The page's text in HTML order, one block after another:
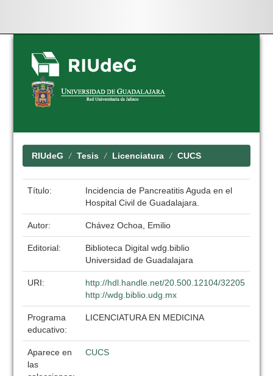
Skip
navigation
RIUdeG Tesis Licenciatura CUCS
Título:
Incidencia de Pancreatitis Aguda en el
Hospital Civil de Guadalajara.
Autor: Chávez Ochoa, Emilio
Editorial:
Biblioteca Digital wdg.biblio
Universidad de Guadalajara
URI:
http://hdl.handle.net/20.500.12104/32205
http://wdg.biblio.udg.mx
Programa
educativo:
LICENCIATURA EN MEDICINA
Aparece en
las
CUCS